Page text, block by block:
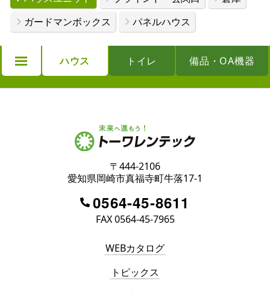
ガードマンボックス
パネルハウス
ハウス トイレ 備品・OA機器
〒444-2106
愛知県岡崎市真福寺町牛落17-1
0564-45-8611
FAX 0564-45-7965
WEBカタログ
トピックス